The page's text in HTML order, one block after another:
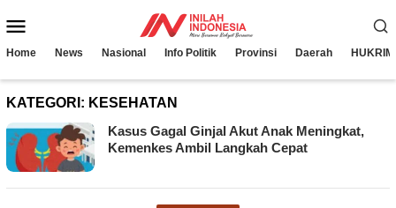
ke
Mobile
Home News Nasional Info Politik Provinsi Daerah HUKRIM
KATEGORI: KESEHATAN
Kasus Gagal Ginjal Akut Anak Meningkat,
Kemenkes Ambil Langkah Cepat